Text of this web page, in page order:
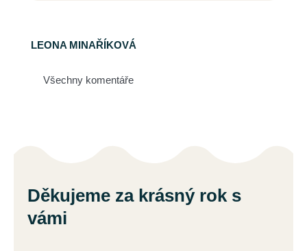
LEONA MINAŘÍKOVÁ
Všechny komentáře
Děkujeme za krásný rok s
vámi